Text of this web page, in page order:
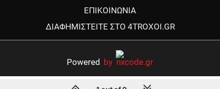
ΕΠΙΚΟΙΝΩΝΙΑ
ΔΙΑΦΗΜΙΣΤΕΙΤΕ ΣΤΟ 4TROXOI.GR
Powered by